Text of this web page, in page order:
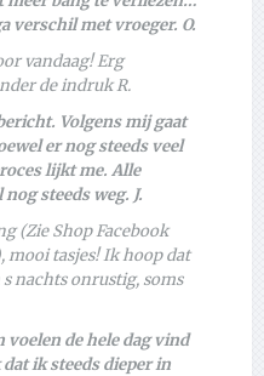
verschil met vroeger. O.
vandaag! Erg
de indruk R.
Volgens mij gaat
er nog steeds veel
lijkt me. Alle
steeds weg. J.
(Zie Shop Facebook
mooi tasjes! Ik hoop dat
nachts onrustig, soms
voelen de hele dag vind
ik steeds dieper in